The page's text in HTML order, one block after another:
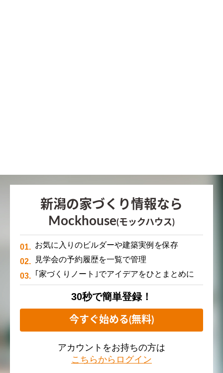
新潟の家づくり情報なら
Mockhouse(モックハウス)
お気に入りのビルダーや建築実例を保存
見学会の予約履歴を一覧で管理
｢家づくりノート｣でアイデアをひとまとめに
30秒で簡単登録！
今すぐ始める(無料)
アカウントをお持ちの方は
こちらからログイン